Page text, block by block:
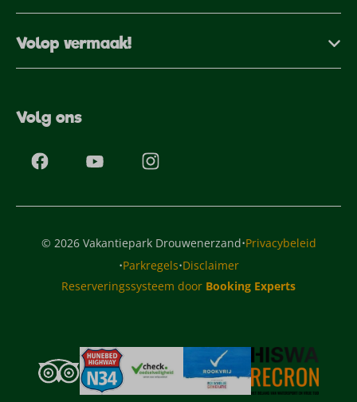
Volop vermaak!
Volg ons
© 2026 Vakantiepark Drouwenerzand·Privacybeleid
·Parkregels·Disclaimer
Reserveringssysteem door Booking Experts